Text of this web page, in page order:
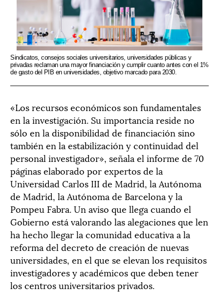
Sindicatos, consejos sociales universitarios, universidades públicas y
privadas reclaman una mayor financiación y cumplir cuanto antes con el 1%
de gasto del PIB en universidades, objetivo marcado para 2030.
«Los recursos económicos son fundamentales
en la investigación. Su importancia reside no
sólo en la disponibilidad de financiación sino
también en la estabilización y continuidad del
personal investigador», señala el informe de 70
páginas elaborado por expertos de la
Universidad Carlos III de Madrid, la Autónoma
de Madrid, la Autónoma de Barcelona y la
Pompeu Fabra. Un aviso que llega cuando el
Gobierno está valorando las alegaciones que len
ha hecho llegar la comunidad educativa a la
reforma del decreto de creación de nuevas
universidades, en el que se elevan los requisitos
investigadores y académicos que deben tener
los centros universitarios privados.